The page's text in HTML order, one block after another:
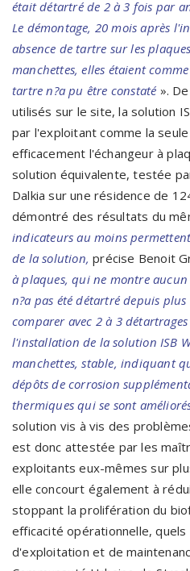
était détartré de 2 à 3 fois par
Le démontage, 20 mois après
absence de tartre sur les
manchettes, elles étaient
tartre n?a pu être constaté ».
utilisés sur le site, la solution
par l'exploitant comme la
efficacement l'échangeur à
solution équivalente, testée
Dalkia sur une résidence de
démontré des résultats du
indicateurs au moins
de la solution, précise Benoit
à plaques, qui ne montre
n?a pas été détartré depuis
comparer avec 2 à 3
l'installation de la solution ISB
manchettes, stable, indiquant
dépôts de corrosion
thermiques qui se sont
solution vis à vis des
est donc attestée par les
exploitants eux-mêmes sur
elle concourt également à
stoppant la prolifération du
efficacité opérationnelle,
d'exploitation et de